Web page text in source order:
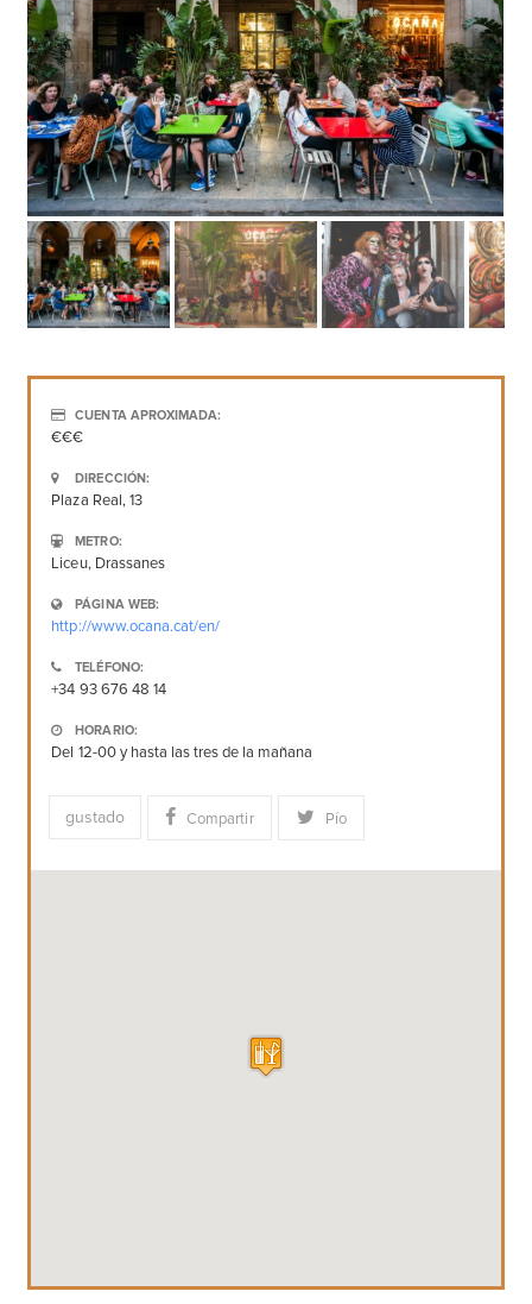
CUENTA APROXIMADA:
€€€
DIRECCIÓN:
Plaza Real, 13
METRO:
Liceu, Drassanes
PÁGINA WEB:
http://www.ocana.cat/en/
TELÉFONO:
+34 93 676 48 14
HORARIO:
Del 12-00 y hasta las tres de la mañana
gustado Compartir Pío